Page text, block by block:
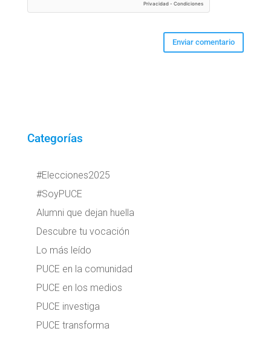
Categorías
#Elecciones2025
#SoyPUCE
Alumni que dejan huella
Descubre tu vocación
Lo más leído
PUCE en la comunidad
PUCE en los medios
PUCE investiga
PUCE transforma